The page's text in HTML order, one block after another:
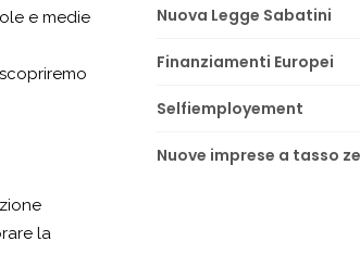
e medie
la
Nuova Legge Sabatini
Finanziamenti Europei
Selfiemployement
Nuove imprese a tasso